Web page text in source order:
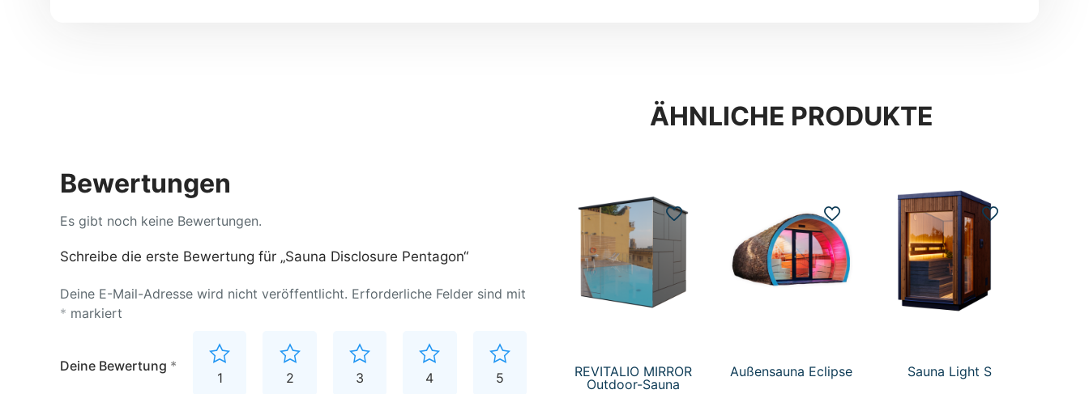
Bewertungen
Es gibt noch keine Bewertungen.
Schreibe die erste Bewertung für „Sauna Disclosure Pentagon“
Deine E-Mail-Adresse wird nicht veröffentlicht. Erforderliche Felder sind mit
* markiert
Deine Bewertung *
1 2 3 4 5
ÄHNLICHE PRODUKTE
REVITALIO MIRROR
Outdoor-Sauna
Außensauna Eclipse Sauna Light S